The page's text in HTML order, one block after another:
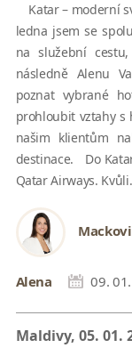
Katar – moderní
ledna jsem se
na služební
následně Alenu
poznat vybrané
prohloubit vztahy s
našim klientům
destinace. Do
Qatar Airways.
Alena 09.
Maldivy, 05. 01.